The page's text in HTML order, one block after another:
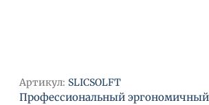
Артикул: SLICSOLFT
Профессиональный эргономичный